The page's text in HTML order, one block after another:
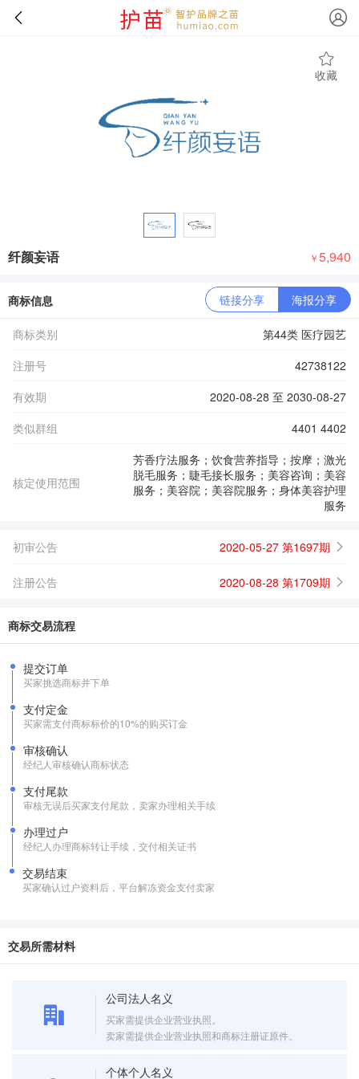
收藏
纤颜妄语 ￥5,940
商标信息 链接分享 海报分享
商标类别
第44类 医疗园艺
注册号
42738122
有效期
2020-08-28 至 2030-08-27
类似群组
4401 4402
核定使用范围
芳香疗法服务；饮食营养指导；按摩；激光
脱毛服务；睫毛接长服务；美容咨询；美容
服务；美容院；美容院服务；身体美容护理
服务
初审公告 2020-05-27 第1697期
注册公告 2020-08-28 第1709期
商标交易流程
提交订单
买家挑选商标并下单
支付定金
买家需支付商标标价的10%的购买订金
审核确认
经纪人审核确认商标状态
支付尾款
审核无误后买家支付尾款，卖家办理相关手续
办理过户
经纪人办理商标转让手续，交付相关证书
交易结束
买家确认过户资料后，平台解冻资金支付卖家
交易所需材料
公司法人名义
买家需提供企业营业执照。
卖家需提供企业营业执照和商标注册证原件。
个体个人名义